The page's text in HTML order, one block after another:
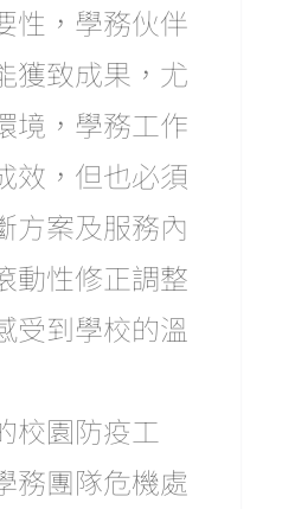
性，學務伙伴
獲致成果，尤
境，學務工作
效，但也必須
方案及服務內
動性修正調整
受到學校的溫
校園防疫工
務團隊危機處